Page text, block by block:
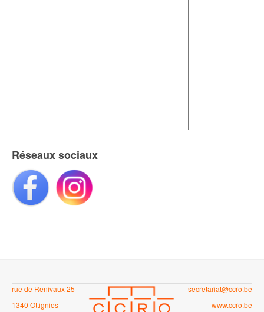
Réseaux sociaux
rue de Renivaux 25
1340 Ottignies
secretariat@ccro.be
www.ccro.be